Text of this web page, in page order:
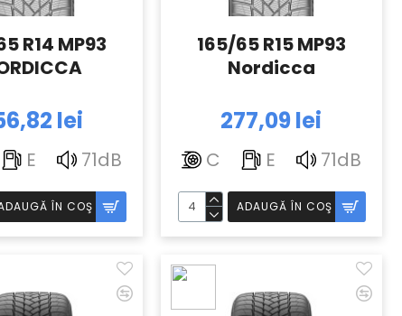
R14 MP93
lei
E 71dB
ÎN COŞ
165/65 R15 MP93
Nordicca
277,09 lei
C E 71dB
ADAUGĂ ÎN COŞ